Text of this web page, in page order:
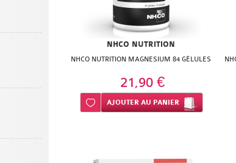
NHCO NUTRITION
NHCO NUTRITION MAGNESIUM 84 GÉLULES
21,90 €
Ajouter à ma liste d’envie
AJOUTER AU PANIER